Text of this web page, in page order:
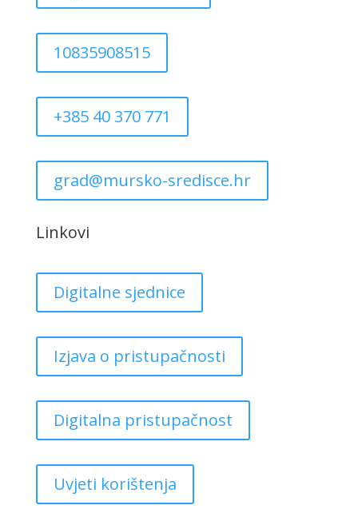
10835908515
+385 40 370 771
grad@mursko-sredisce.hr
Linkovi
Digitalne sjednice
Izjava o pristupačnosti
Digitalna pristupačnost
Uvjeti korištenja